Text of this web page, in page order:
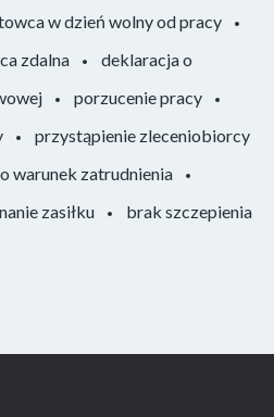
w dzień wolny od pracy
zdalna
deklaracja o
porzucenie pracy
przystąpienie zleceniobiorcy
warunek zatrudnienia
zasiłku
brak szczepienia